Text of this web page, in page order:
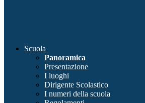
Scuola
Panoramica
Presentazione
I luoghi
Dirigente Scolastico
I numeri della scuola